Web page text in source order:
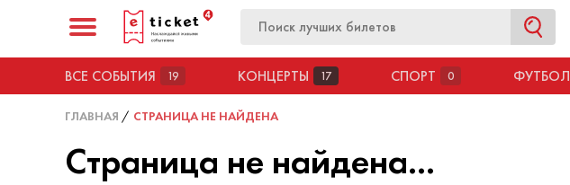
ВСЕ СОБЫТИЯ 19 КОНЦЕРТЫ 17 СПОРТ 0 ФУТБОЛ
ГЛАВНАЯ СТРАНИЦА НЕ НАЙДЕНА
Страница не найдена...